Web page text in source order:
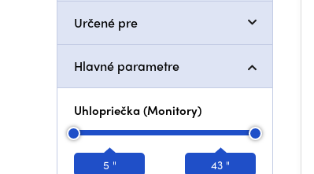
Určené pre
Hlavné parametre
Uhlopriečka (Monitory)
5 " 43 "